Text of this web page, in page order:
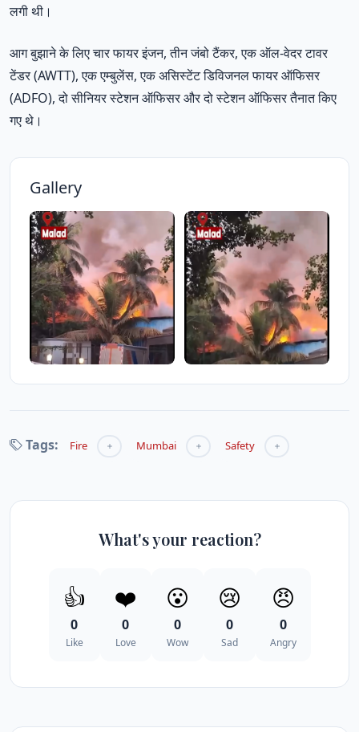
लगी थी।
आग बुझाने के लिए चार फायर इंजन, तीन जंबो टैंकर, एक ऑल-वेदर टावर
टेंडर (AWTT), एक एम्बुलेंस, एक असिस्टेंट डिविजनल फायर ऑफिसर
(ADFO), दो सीनियर स्टेशन ऑफिसर और दो स्टेशन ऑफिसर तैनात किए
गए थे।
Gallery
Tags: Fire Mumbai Safety
What's your reaction?
👍
0
Like
❤️
0
Love
😮
0
Wow
😢
0
Sad
😠
0
Angry